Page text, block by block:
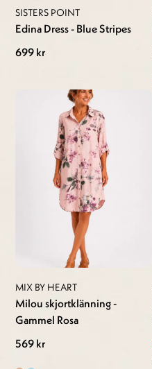
SISTERS POINT
Edina Dress - Blue Stripes
699 kr
MIX BY HEART
Milou skjortklänning -
Gammel Rosa
569 kr